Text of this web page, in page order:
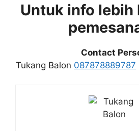
Untuk info lebih
Contact
Tukang Balon 087878889787